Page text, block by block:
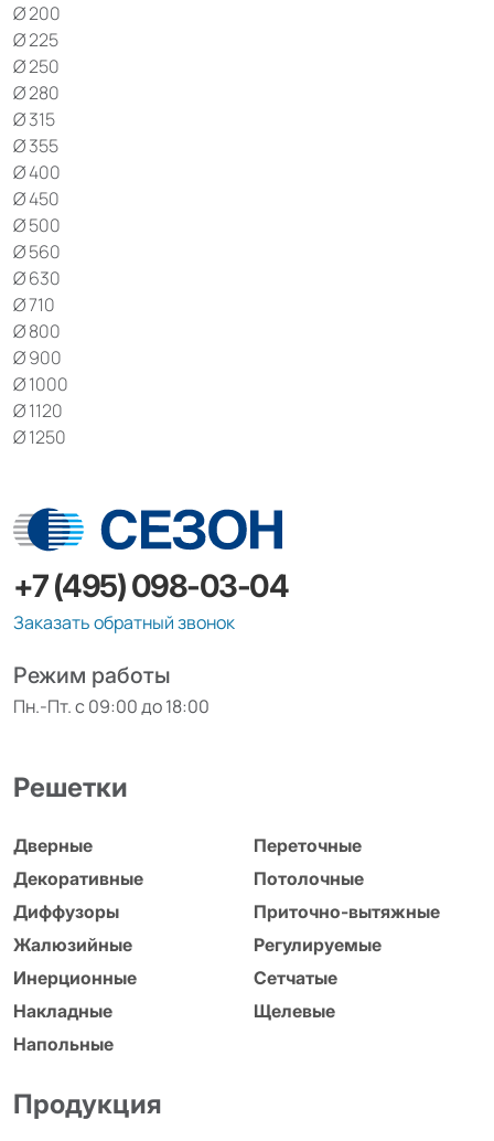
Ø 200
Ø 225
Ø 250
Ø 280
Ø 315
Ø 355
Ø 400
Ø 450
Ø 500
Ø 560
Ø 630
Ø 710
Ø 800
Ø 900
Ø 1000
Ø 1120
Ø 1250
+7 (495) 098-03-04
Заказать обратный звонок
Режим работы
Пн.-Пт. с 09:00 до 18:00
Решетки
Дверные
Декоративные
Диффузоры
Жалюзийные
Инерционные
Накладные
Напольные
Переточные
Потолочные
Приточно-вытяжные
Регулируемые
Сетчатые
Щелевые
Продукция